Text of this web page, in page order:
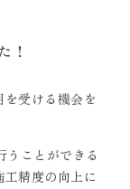
！
受ける機会を
ことができる
精度の向上に